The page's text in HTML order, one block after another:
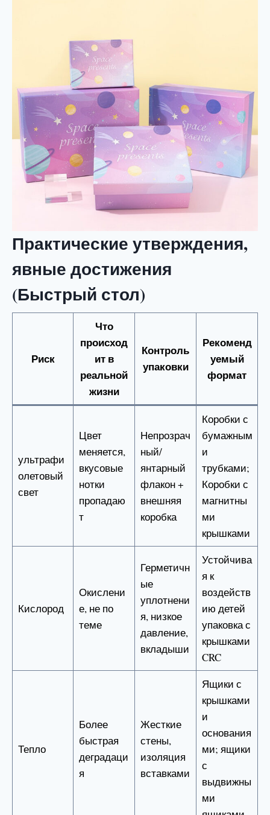
Практические утверждения,
явные достижения
(Быстрый стол)
Риск
Что
происход
ит в
реальной
жизни
Контроль
упаковки
Рекоменд
уемый
формат
ультрафи
олетовый
свет
Цвет
меняется,
вкусовые
нотки
пропадаю
т
Непрозрач
ный/
янтарный
флакон +
внешняя
коробка
Коробки с
бумажным
и
трубками;
Коробки с
магнитны
ми
крышками
Кислород
Окислени
е, не по
теме
Герметичн
ые
уплотнени
я, низкое
давление,
вкладыши
Устойчива
я к
воздейств
ию детей
упаковка с
крышками
CRC
Тепло
Более
быстрая
деградаци
я
Жесткие
стены,
изоляция
вставками
Ящики с
крышками
и
основания
ми; ящики
с
выдвижны
ми